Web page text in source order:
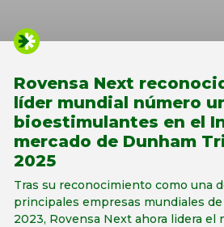
Rovensa Next
líder mundial número
bioestimulantes en el
mercado de Dunham
2025
Tras su reconocimiento como una
principales empresas mundiales
2023, Rovensa Next ahora lidera el